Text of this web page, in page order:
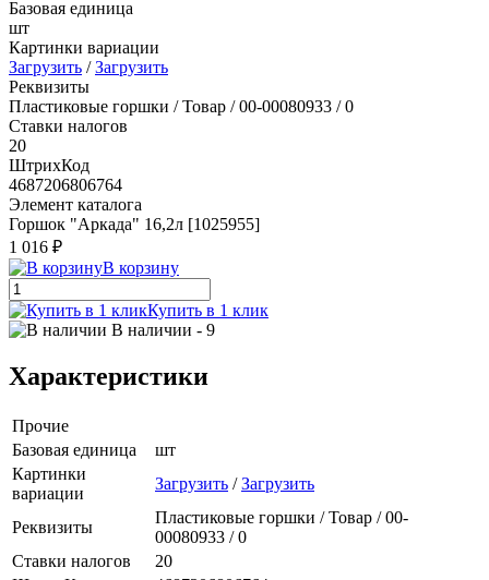
Базовая единица
шт
Картинки вариации
Загрузить /Загрузить
Реквизиты
Пластиковые горшки / Товар / 00-00080933 / 0
Ставки налогов
20
ШтрихКод
4687206806764
Элемент каталога
Горшок "Аркада" 16,2л [1025955]
1 016 ₽
В корзину
Купить в 1 клик
В наличии - 9
Характеристики
Прочие
Базовая единица
шт
Картинки
вариации
Загрузить /Загрузить
Реквизиты
Пластиковые горшки / Товар / 00-
00080933 / 0
Ставки налогов
20